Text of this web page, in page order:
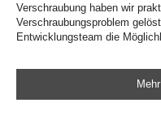
Verschraubung haben wir
Verschraubungsproblem
Entwicklungsteam die